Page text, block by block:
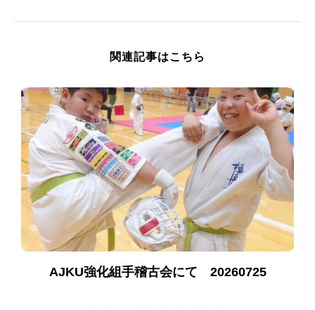
関連記事はこちら
AJKU強化組手稽古会にて 20260725